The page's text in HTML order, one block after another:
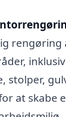
rengøring
stolper,
at skabe